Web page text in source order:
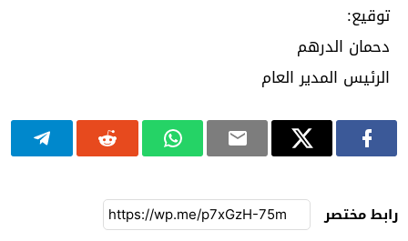
توقيع:
دحمان الدرهم
الرئيس المدير العام
رابط مختصر